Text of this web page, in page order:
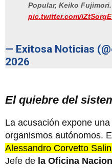
Popular, Keiko
pic.twitter.com/
— Exitosa Noticias
2026
El quiebre del
La acusación expone
organismos autónomos.
Alessandro Corvetto
Jefe de la Oficina